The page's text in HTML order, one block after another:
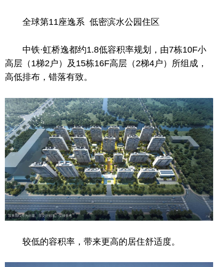
全球第11座逸系 低密滨水公园住区
中铁·虹桥逸都约1.8低容积率规划，由7栋10F小
高层 （1梯2户）及15栋16F高层 （2梯4户）所组成，
高低排布，错落有致。
较低的容积率，带来更高的居住舒适度。